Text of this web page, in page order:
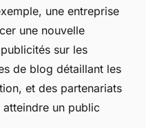
une entreprise
une nouvelle
sur les
de blog détaillant les
et des partenariats
un public